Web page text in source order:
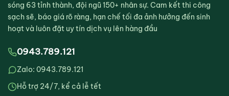
sóng 63 tỉnh thành, đội ngũ 150+ nhân sự. Cam kết thi công
sạch sẽ, báo giá rõ ràng, hạn chế tối đa ảnh hưởng đến sinh
hoạt và luôn đặt uy tín dịch vụ lên hàng đầu
0943.789.121
Zalo: 0943.789.121
Hỗ trợ 24/7, kể cả lễ tết